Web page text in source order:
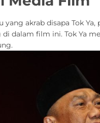
yang akrab disapa Tok
dalam film ini. Tok Ya